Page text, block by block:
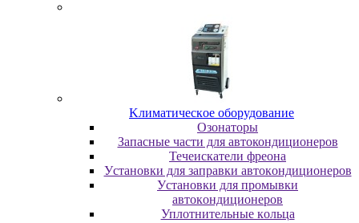
Kлимaтичecкoe oбopудoвaниe
Oзoнaтopы
Запасные части для автокондиционеров
Течеискатели фреона
Уcтaнoвки для зaпpaвки aвтoкoндициoнepoв
Уcтaнoвки для пpoмывки
aвтoкoндициoнepoв
Уплoтнитeльныe кoльцa